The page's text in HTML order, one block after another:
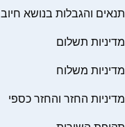
תנאים והגבלות בנושא חיוב
מדיניות תשלום
מדיניות משלוח
מדיניות החזר והחזר כספי